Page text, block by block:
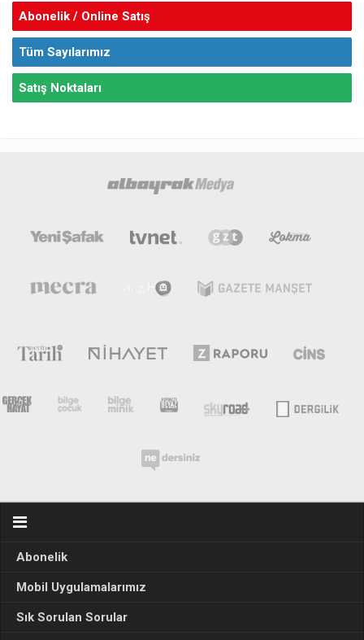
Abonelik / Online Satış
Tüm Sayılarımız
Satış Noktaları
Abonelik
Mobil Uygulamalarımız
Sık Sorulan Sorular